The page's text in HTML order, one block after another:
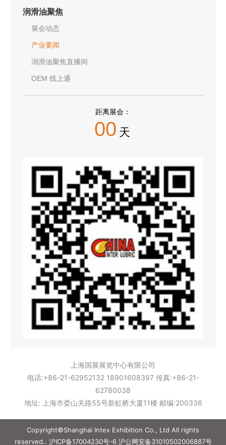
润滑油聚焦
展会动态
产业要闻
润滑油聚焦直播间
OEM 线上通
距离展会：
00 天
上海国展展览中心有限公司
电话:+86-21-62952132 18901608397 传真:+86-21-
62780038
地址: 上海市娄山关路55号新虹桥大厦11楼 邮编:200336
Copyright©Shanghai Intex Exhibition Co., Ltd All rights
reserved.. 沪ICP备17004230号-6沪公网安备31010502006887号